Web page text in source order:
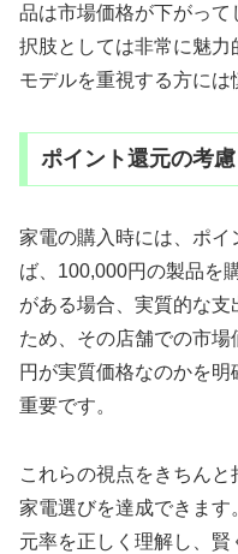
品は市場価格が下がっ
択肢としては非常に魅
モデルを重視する方には
ポイント還元の考慮
家電の購入時には、ポイ
ば、100,000円の製品を
がある場合、実質的な
ため、その店舗での市
円が実質価格なのかを
重要です。
これらの視点をきちん
家電選びを達成できま
元率を正しく理解し、賢